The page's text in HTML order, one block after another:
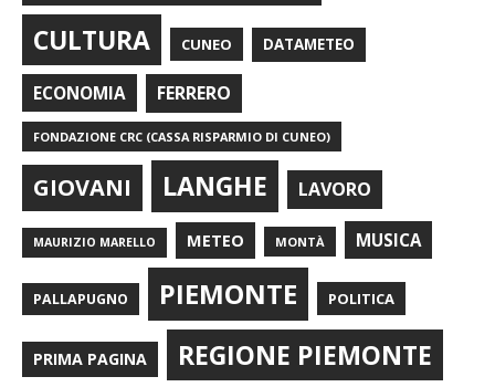
CULTURA CUNEO DATAMETEO
ECONOMIA FERRERO
FONDAZIONE CRC (CASSA RISPARMIO DI CUNEO)
GIOVANI LANGHE LAVORO
MAURIZIO MARELLO METEO MONTÀ MUSICA
PALLAPUGNO PIEMONTE POLITICA
PRIMA PAGINA REGIONE PIEMONTE